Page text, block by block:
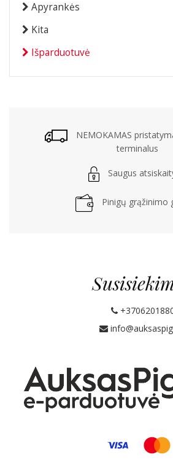
Apyrankės
Kita
Išparduotuvė
NEMOKAMAS
terminalus
Saugus
Pinigų grąžinimo